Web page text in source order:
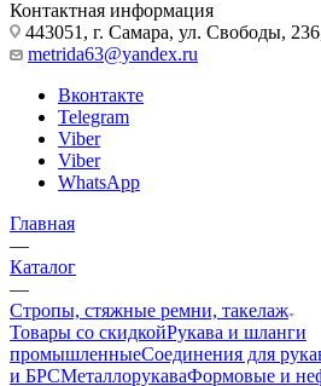
Контактная информация
443051, г. Самара, ул. Свободы,
metrida63@yandex.ru
Вконтакте
Telegram
Viber
Viber
WhatsApp
Главная
—
Каталог
—
Стропы, стяжные ремни, такелаж
Товары со скидкойРукава и шланги
промышленныеСоединения для
и БРСМеталлорукаваФормовые и